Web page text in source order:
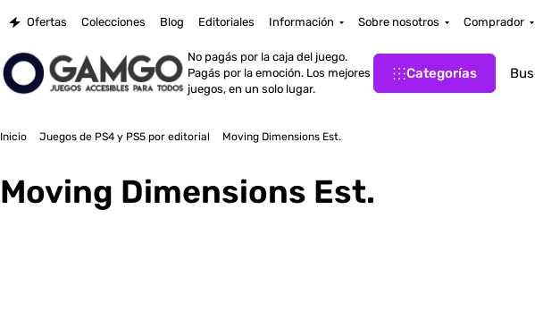
Ofertas Colecciones Blog Editoriales Información Sobre nosotros Comprador
No pagás por la caja del juego.
Pagás por la emoción. Los mejores
juegos, en un solo lugar.
Categorías
Inicio Juegos de PS4 y PS5 por editorial Moving Dimensions Est.
Moving Dimensions Est.